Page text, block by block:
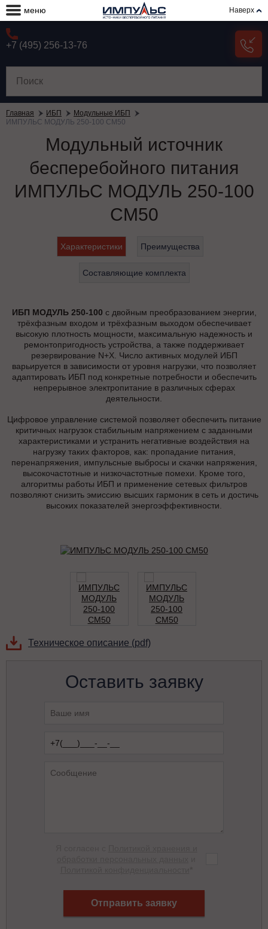
меню Наверх
+7 (495) 256-13-76
Главная ИБП
Модульные ИБП
ИМПУЛЬС МОДУЛЬ 250-100 СМ50
Модульный источник
бесперебойного питания
ИМПУЛЬС МОДУЛЬ 250-100
СМ50
Характеристики Преимущества
Составляющие комплекта
ИБП МОДУЛЬ 250-100 с двойным преобразованием энергии,
трёхфазным входом и трёхфазным выходом обеспечивает
высокую плотность мощности, максимальную надежность и
ремонтопригодность устройства, а также поддерживает
резервирование N+X. Число активных модулей ИБП
варьируется в зависимости от уровня нагрузки, что позволяет
адаптировать ИБП под конкретные потребности и обеспечить
непрерывное электропитание в различных сферах
деятельности.
Цифровое управление системой позволяет обеспечить питание
критичных нагрузок стабильным напряжением с заданными
характеристиками и устранить негативные воздействия на
нагрузку таких факторов, как: пропадание питания,
перенапряжения, импульсные выбросы и скачки напряжения,
высокочастотные и низкочастотные помехи. Кроме того,
алгоритмы работы ИБП и применение сетевых фильтров
позволяют снизить эмиссию высших гармоник в сеть и достичь
высоких показателей энергоэффективности.
Техническое описание (pdf)
Оставить заявку
Отправить заявку